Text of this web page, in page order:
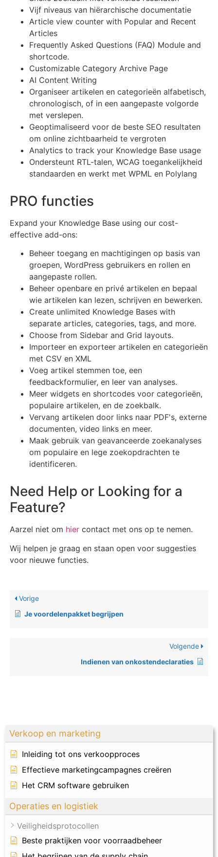
Verkoop en marketing
Inleiding tot ons verkoopproces
Effectieve marketingcampagnes creëren
Het CRM software gebruiken
Operaties en logistiek
Veiligheidsprotocollen
Beste praktijken voor voorraadbeheer
Vijf niveaus van hiërarchische documentatie
Article view counter with Popular and Recent
Articles
Frequently Asked Questions (FAQ) Module and
shortcode.
Customizable Category Archive Page
AI Content Writing
Organiseer artikelen en categorieën alfabetisch,
chronologisch, of in een aangepaste volgorde
met verslepen.
Geoptimaliseerd voor de beste SEO resultaten
om online zichtbaarheid te vergroten
Analytics to track your Knowledge Base usage
Ondersteunt RTL-talen, WCAG toegankelijkheid
standaarden en werkt met WPML en Polylang
PRO functies
Expand your Knowledge Base using our cost-
effective add-ons:
Beheer toegang en machtigingen op basis van
groepen, WordPress gebruikers en rollen en
aangepaste rollen.
Beheer openbare en privé artikelen en bepaal
wie artikelen kan lezen, schrijven en bewerken.
Create unlimited Knowledge Bases with
separate articles, categories, tags, and more.
Choose from Sidebar and Grid layouts.
Importeer en exporteer artikelen en categorieën
met CSV en XML
Voeg artikel stemmen toe, een
feedbackformulier, en leer van analyses.
Meer widgets en shortcodes voor categorieën,
populaire artikelen, en de zoekbalk.
Vervang artikelen door links naar PDF's, externe
documenten, video links en meer.
Maak gebruik van geavanceerde zoekanalyses
om populaire en lege zoekopdrachten te
identificeren.
Need Help or Looking for a
Feature?
Aarzel niet om hier contact met ons op te nemen.
Wij helpen je graag en staan ​​open voor suggesties
voor nieuwe functies.
Vorige
Je voordelenpakket begrijpen
Volgende
Indienen van onkostendeclaraties